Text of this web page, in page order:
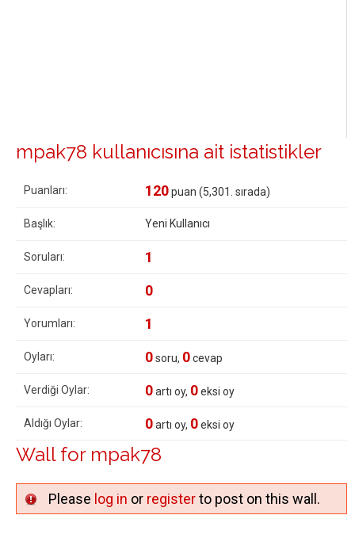
mpak78 kullanıcısına ait istatistikler
Puanları: 120puan (5,301 . sırada)
Başlık: Yeni Kullanıcı
Soruları: 1
Cevapları: 0
Yorumları: 1
Oyları: 0soru, 0cevap
Verdiği Oylar: 0artı oy, 0eksi oy
Aldığı Oylar: 0artı oy, 0eksi oy
Wall for mpak78
Please log in or registerto post on this wall.